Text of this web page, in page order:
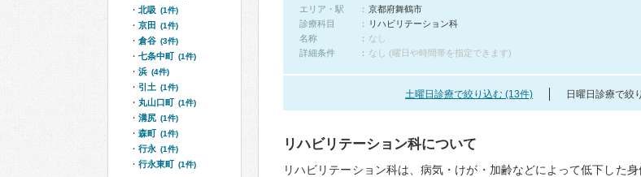
エリア・駅
京都府舞鶴市
診療科目
リハビリテーション科
名称
なし
詳細条件
なし (曜日や時間帯を指定できます)
土曜日診療で絞り込む (13件) 日曜日診療で絞
リハビリテーション科について
リハビリテーション科は、病気・けが・加齢などによって低下した
北吸 (1件)
京田 (1件)
倉谷 (3件)
七条中町 (1件)
浜 (4件)
引土 (1件)
丸山口町 (1件)
溝尻 (1件)
森町 (1件)
行永 (1件)
行永東町 (1件)